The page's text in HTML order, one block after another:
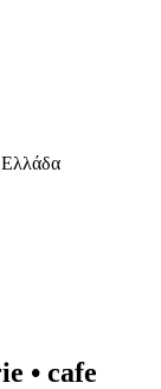
• cafe